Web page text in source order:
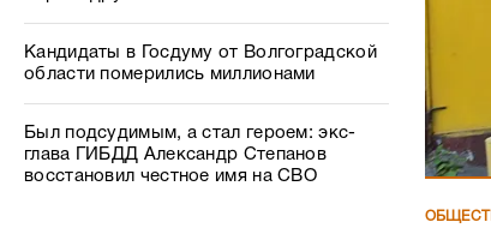
Кандидаты в Госдуму от Волгоградской
области померились миллионами
Был подсудимым, а стал героем: экс-
глава ГИБДД Александр Степанов
восстановил честное имя на СВО